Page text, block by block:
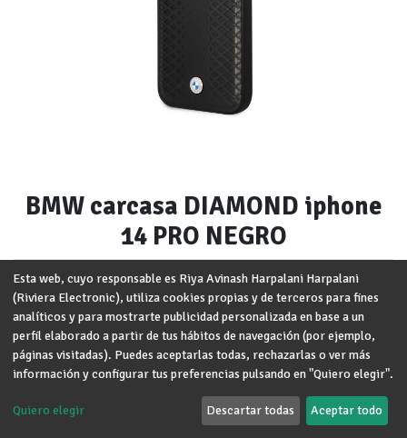
BMW carcasa DIAMOND iphone
14 PRO NEGRO
Marca: BMW
Modelo:iPhone 14 Pro
Términos y condiciones
Garantía de devolución de 30 días
Envío: 2-3 días laborales
Esta web, cuyo responsable es Riya Avinash Harpalani Harpalani
(Riviera Electronic), utiliza cookies propias y de terceros para fines
analíticos y para mostrarte publicidad personalizada en base a un
perfil elaborado a partir de tus hábitos de navegación (por ejemplo,
páginas visitadas). Puedes aceptarlas todas, rechazarlas o ver más
información y configurar tus preferencias pulsando en "Quiero elegir".
Quiero elegir Descartar todas Aceptar todo